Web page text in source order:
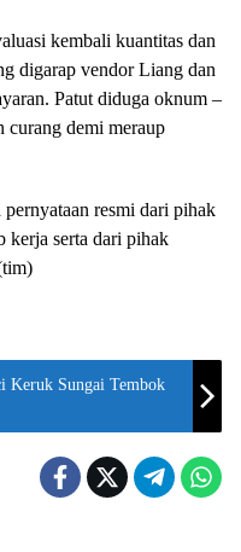
kembali kuantitas dan
digarap vendor Liang dan
Patut diduga oknum –
curang demi meraup
resmi dari pihak
kerja serta dari pihak
Keruk Sungai Tembok